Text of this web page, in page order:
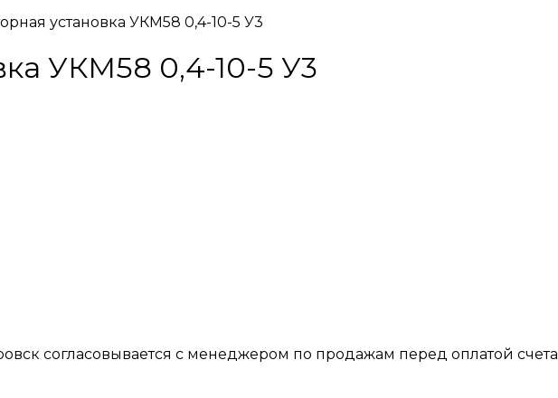
установка УКМ58 0,4-10-5 У3
УКМ58 0,4-10-5 У3
согласовывается с менеджером по продажам перед оплатой счета